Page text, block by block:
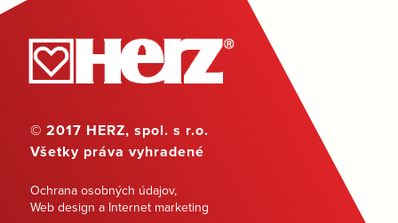
© 2017 HERZ, spol. s r.o.
Všetky práva vyhradené
Ochrana osobných údajov,
Web design a Internet marketing